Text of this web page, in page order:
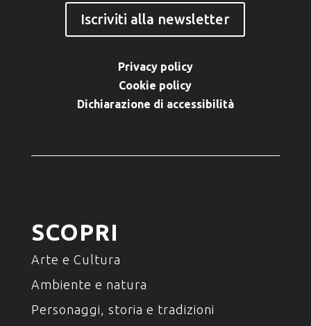
Iscriviti alla newsletter
Privacy policy
Cookie policy
Dichiarazione di accessibilità
SCOPRI
Arte e Cultura
Ambiente e natura
Personaggi, storia e tradizioni